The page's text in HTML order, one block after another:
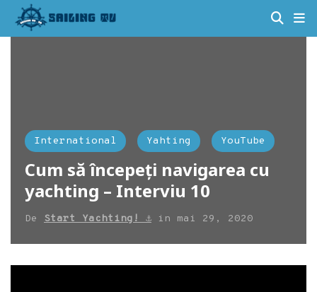
International Yahting YouTube
Cum să începeți navigarea cu
yachting – Interviu 10
De Start Yachting! ⚓ in mai 29, 2020